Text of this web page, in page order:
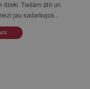
džeki. Tiešām ātri un
jau sadarbojos